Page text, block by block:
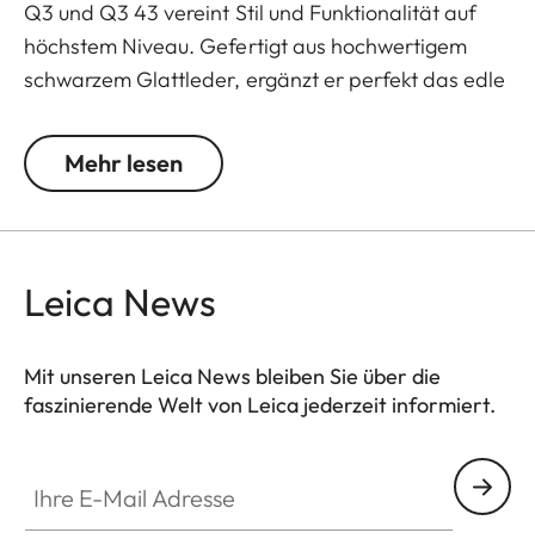
Q3 und Q3 43 vereint Stil und Funktionalität auf
höchstem Niveau. Gefertigt aus hochwertigem
schwarzem Glattleder, ergänzt er perfekt das edle
optimalen Schutz. Der integrierte Handgriff sorgt
für einen ergonomischen und sicheren Halt,
Swiss-kompatiblen Boden, der das schnelle und
ermöglicht. Dank einer Aussparung im Boden
bleibt der Akku jederzeit leicht zugänglich, sodass
Mehr lesen
Leica News
Mit unseren Leica News bleiben Sie über die
faszinierende Welt von Leica jederzeit informiert.